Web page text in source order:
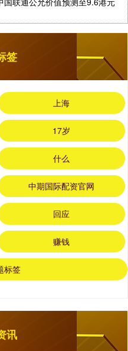
签
上海
17岁
什么
中期国际配资官网
回应
赚钱
标签
讯